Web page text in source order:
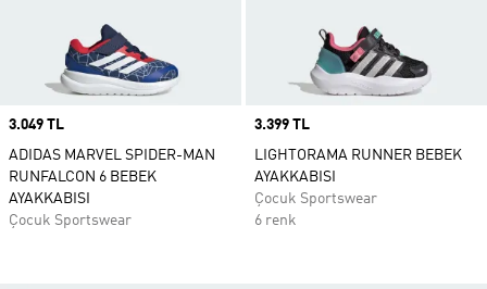
Price
3.049 TL
ADIDAS MARVEL SPIDER-MAN
RUNFALCON 6 BEBEK
AYAKKABISI
Çocuk Sportswear
Price
3.399 TL
LIGHTORAMA RUNNER BEBEK
AYAKKABISI
Çocuk Sportswear
6 renk